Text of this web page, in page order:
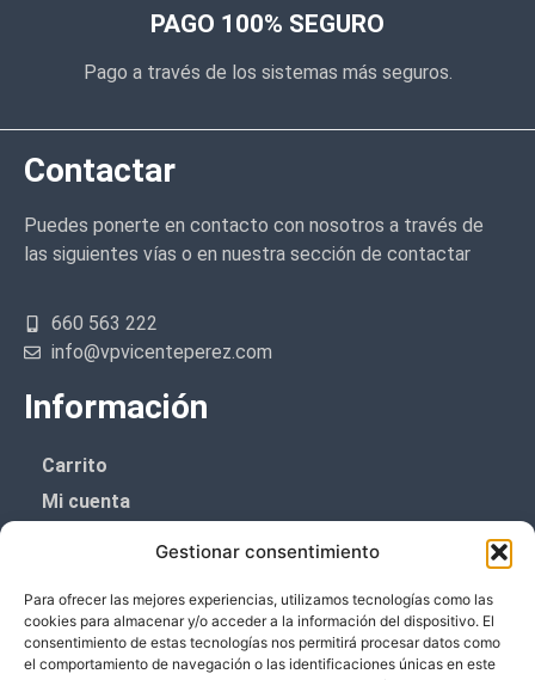
Gestionar consentimiento
Para ofrecer las mejores experiencias, utilizamos tecnologías como las
cookies para almacenar y/o acceder a la información del dispositivo. El
consentimiento de estas tecnologías nos permitirá procesar datos como
el comportamiento de navegación o las identificaciones únicas en este
PAGO 100% SEGURO
Pago a través de los sistemas más seguros.
Contactar
Puedes ponerte en contacto con nosotros a través de
las siguientes vías o en nuestra sección de contactar
660 563 222
info@vpvicenteperez.com
Información
Carrito
Mi cuenta
Política de cookies (UE)
Boletín de noticias